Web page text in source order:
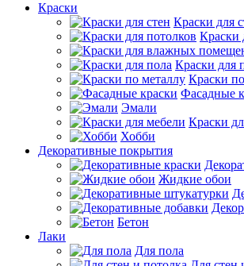
Краски
Краски для
Краски
Краски для
Краски
Фасадные
Эмали
Краски
Хобби
Декоративные покрытия
Жидкие обои
Бетон
Лаки
Для пола